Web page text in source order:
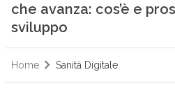
che avanza: cos’è e
sviluppo
Home Sanità Digitale